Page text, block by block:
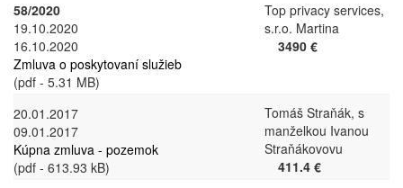
58/2020
19.10.2020
16.10.2020
Zmluva o poskytovaní služieb
(pdf - 5.31 MB)
Top privacy services,
s.r.o. Martina
3490 €
20.01.2017
09.01.2017
Kúpna zmluva - pozemok
(pdf - 613.93 kB)
Tomáš Straňák, s
manželkou Ivanou
Straňákovovu
411.4 €